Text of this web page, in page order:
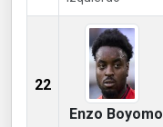
22
Enzo Boyomo